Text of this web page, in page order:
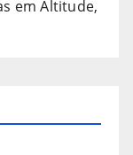
em Altitude,